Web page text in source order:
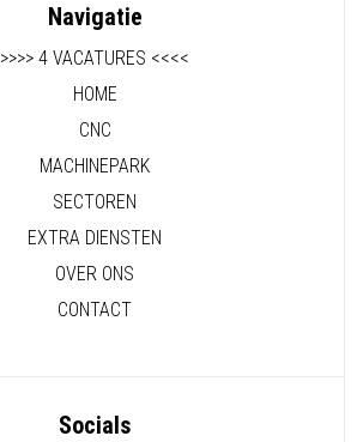
Navigatie
>>>> 4 VACATURES <<<<
HOME
CNC
MACHINEPARK
SECTOREN
EXTRA DIENSTEN
OVER ONS
CONTACT
Socials